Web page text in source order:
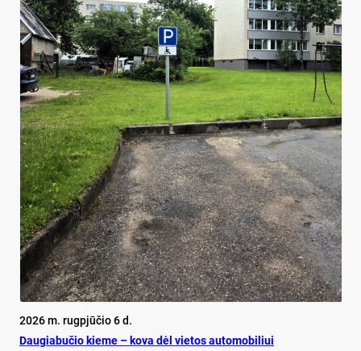
2026 m. rugpjūčio 6 d.
Dau­gia­bu­čio kie­me – ko­va dėl vie­tos au­to­mo­bi­liui